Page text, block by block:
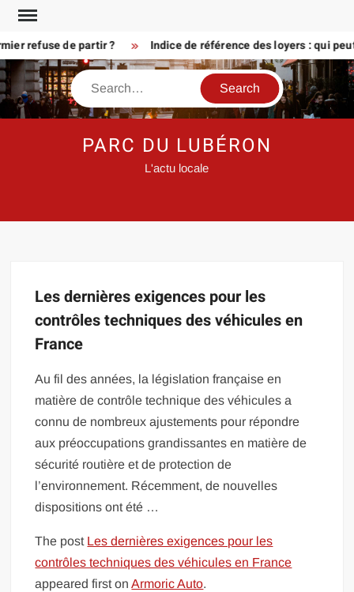
Skip
contentrefuse de partir ? Indice de référence des loyers : qui
Search
PARC DU LUBÉRON
L'actu locale
Les dernières exigences pour les
contrôles techniques des véhicules en
France
Au fil des années, la législation française en
matière de contrôle technique des véhicules a
connu de nombreux ajustements pour répondre
aux préoccupations grandissantes en matière de
sécurité routière et de protection de
l’environnement. Récemment, de nouvelles
dispositions ont été …
The post Les dernières exigences pour les
contrôles techniques des véhicules en France
appeared first onArmoric Auto.